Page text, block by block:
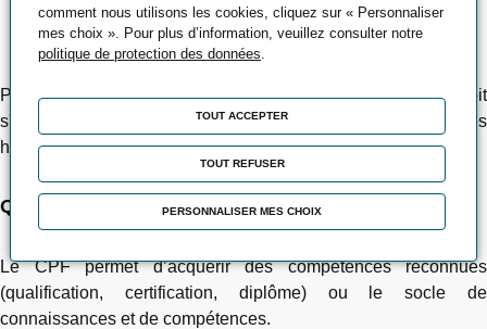
au moins 0,2 % de sa masse salariale au financement du
CPF de ses salariés.
Pour connaître l'OPCA ou l'OPACIF concerné, le salarié doit
s'adresser à son employeur ou à sa direction des ressources
humaines.
Quelles sont les formations éligibles au CPF ?
Le CPF permet d’acquérir des compétences reconnues
(qualification, certification, diplôme) ou le socle de
connaissances et de compétences.
comment nous utilisons les cookies, cliquez sur « Personnaliser
mes choix ». Pour plus d’information, veuillez consulter notre
politique de protection des données.
TOUT ACCEPTER
TOUT REFUSER
PERSONNALISER MES CHOIX